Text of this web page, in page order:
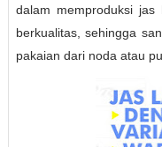
dalam memproduksi
berkualitas, sehingga
pakaian dari noda atau